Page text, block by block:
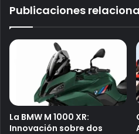
Publicaciones
La BMW M 1000 XR:
Innovación sobre dos